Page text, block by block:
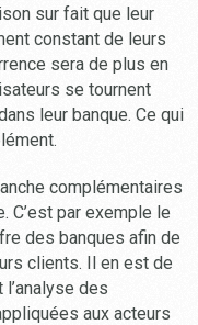
sur fait que leur
constant de leurs
sera de plus en
se tournent
leur banque. Ce qui
complémentaires
C’est par exemple le
des banques afin de
clients. Il en est de
des
aux acteurs